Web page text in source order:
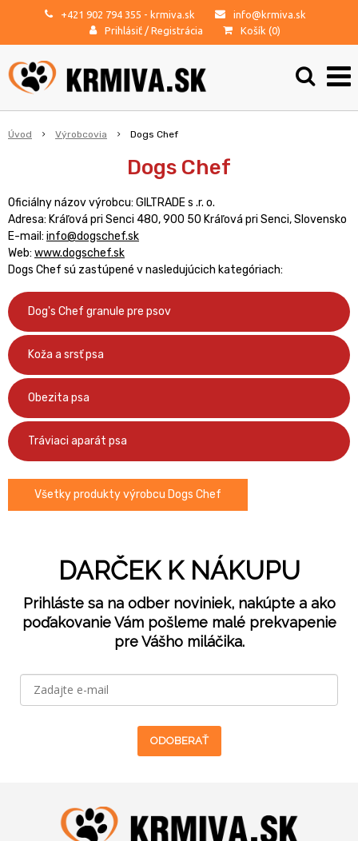
+421 902 794 355 - krmiva.sk
info@krmiva.sk
Prihlásiť / Registrácia Košík (0)
Úvod Výrobcovia Dogs Chef
Dogs Chef
Oficiálny názov výrobcu: GILTRADE s .r. o.
Adresa: Kráľová pri Senci 480, 900 50 Kráľová pri Senci, Slovensko
E-mail: info@dogschef.sk
Web: www.dogschef.sk
Dogs Chef sú zastúpené v nasledujúcich kategóriach:
Dog's Chef granule pre psov
Koža a srsť psa
Obezita psa
Tráviaci aparát psa
Všetky produkty výrobcu Dogs Chef
DARČEK K NÁKUPU
Prihláste sa na odber noviniek, nakúpte a ako
poďakovanie Vám pošleme malé prekvapenie
pre Vášho miláčika.
ODOBERAŤ